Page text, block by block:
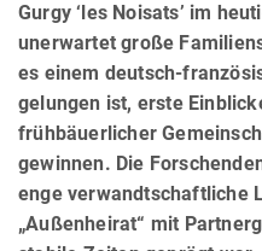
Gurgy ‘les Noisats’ im
unerwartet große
es einem deutsch-
gelungen ist, erste
frühbäuerlicher
gewinnen. Die
enge verwandtschaftliche
„Außenheirat“ mit